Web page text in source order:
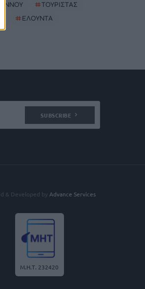
#ΤΟΥΡΙΣΤΑΣ
#ΕΛΟΥΝΤΑ
SUBSCRIBE
& Developed by Advance Services
Μ.Η.Τ. 232420